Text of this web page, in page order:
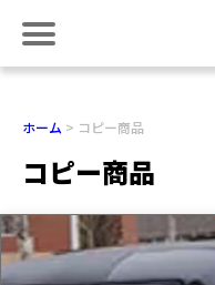
ホーム コピー商品
コピー商品